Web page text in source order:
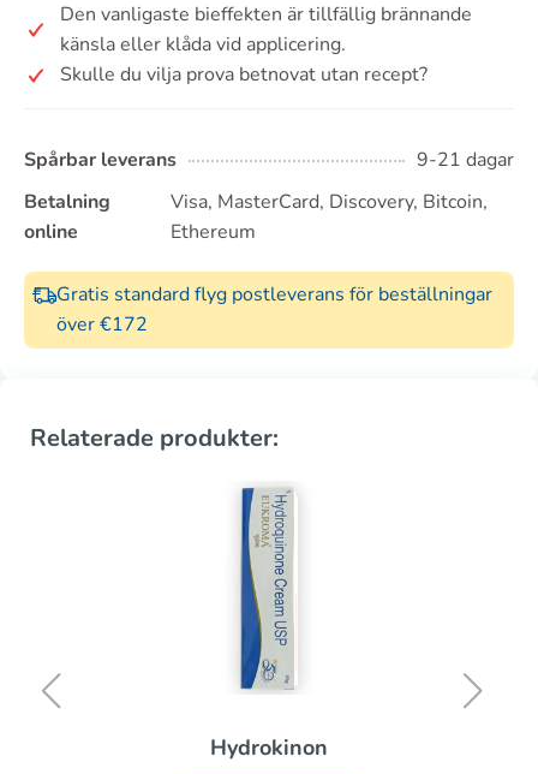
Den vanligaste bieffekten är tillfällig brännande
känsla eller klåda vid applicering.
Skulle du vilja prova betnovat utan recept?
Spårbar leverans
9-21 dagar
Betalning
online
Visa, MasterCard, Discovery, Bitcoin,
Ethereum
Gratis standard flyg postleverans för beställningar
över €172
Relaterade produkter:
Hydrokinon